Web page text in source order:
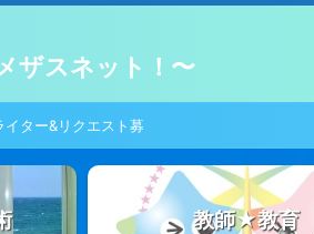
ザスネット！〜
イター&リクエスト募
集！
教師★教育